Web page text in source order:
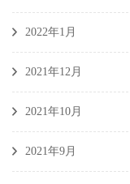
2022年1月
2021年12月
2021年10月
2021年9月